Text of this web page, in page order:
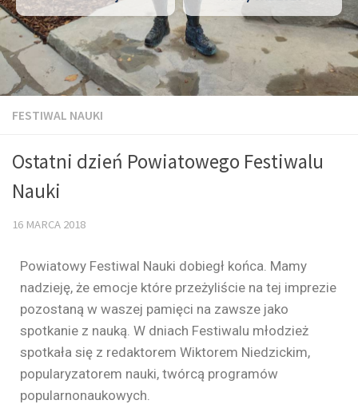
FESTIWAL NAUKI
Ostatni dzień Powiatowego Festiwalu
Nauki
16 MARCA 2018
Powiatowy Festiwal Nauki dobiegł końca. Mamy
nadzieję, że emocje które przeżyliście na tej imprezie
pozostaną w waszej pamięci na zawsze jako
spotkanie z nauką. W dniach Festiwalu młodzież
spotkała się z redaktorem Wiktorem Niedzickim,
popularyzatorem nauki, twórcą programów
popularnonaukowych.